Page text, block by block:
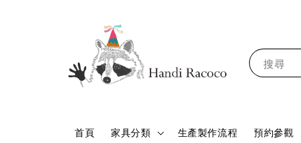
搜尋
首頁 家具分類 生產製作流程 預約參觀